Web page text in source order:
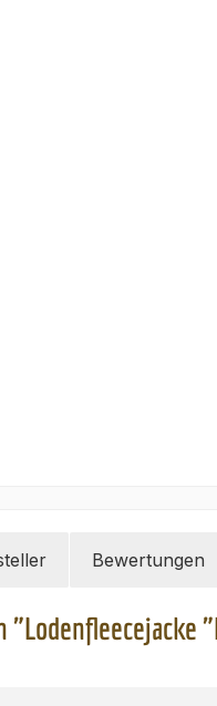
Bewertungen